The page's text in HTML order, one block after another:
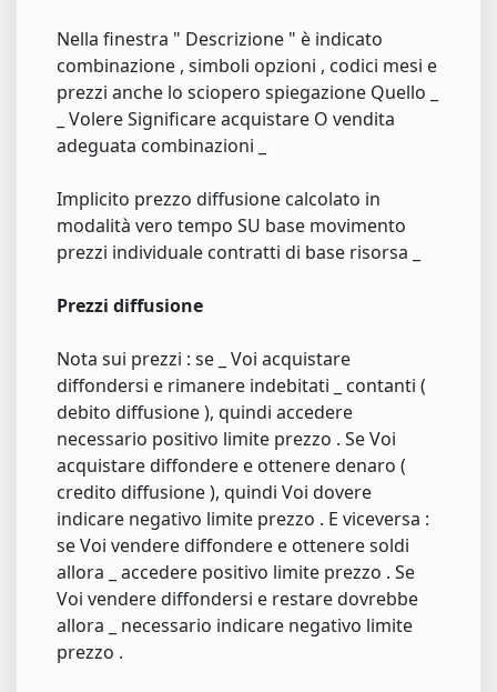
Nella finestra " Descrizione " è indicato
combinazione , simboli opzioni , codici mesi e
prezzi anche lo sciopero spiegazione Quello _
_ Volere Significare acquistare O vendita
adeguata combinazioni _
Implicito prezzo diffusione calcolato in
modalità vero tempo SU base movimento
prezzi individuale contratti di base risorsa _
Prezzi diffusione
Nota sui prezzi : se _ Voi acquistare
diffondersi e rimanere indebitati _ contanti (
debito diffusione ), quindi accedere
necessario positivo limite prezzo . Se Voi
acquistare diffondere e ottenere denaro (
credito diffusione ), quindi Voi dovere
indicare negativo limite prezzo . E viceversa :
se Voi vendere diffondere e ottenere soldi
allora _ accedere positivo limite prezzo . Se
Voi vendere diffondersi e restare dovrebbe
allora _ necessario indicare negativo limite
prezzo .